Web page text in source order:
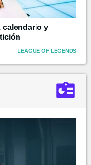
calendario y
LEAGUE OF LEGENDS